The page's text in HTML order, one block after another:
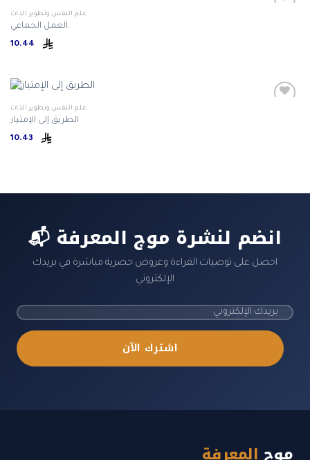
علم النفس وتطوير الذات
العمل الجماعي.
علم النفس وتطوير الذات
الطريق إلى الإمتياز
📬 انضم لنشرة موج المعرفة
احصل على توصيات القراءة وعروض حصرية مباشرة في بريدك
الإلكتروني
اشترك الآن
موج المعرفة